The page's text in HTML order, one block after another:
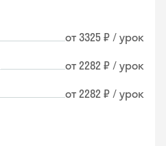
от 3325 ₽ / урок
от 2282 ₽ / урок
от 2282 ₽ / урок